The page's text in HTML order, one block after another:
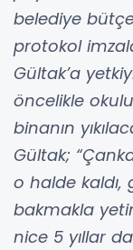
belediye
protokol
Gültak’a
öncelikle
binanın
Gültak;
o halde
bakmakla
nice 5 yıllar